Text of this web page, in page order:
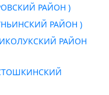
РАЙОН )
РАЙОН )
РАЙОН